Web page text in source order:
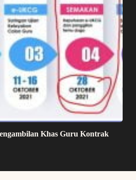
Khas Guru Kontrak